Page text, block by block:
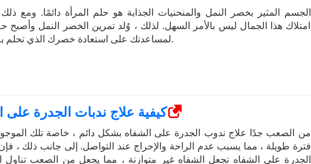
الجسم المثير بخصر النمل والمنحنيات الجذابة هو حلم المرأة دائمًا. ومع
امتلاك هذا الجمال ليس بالأمر السهل. لذلك ، وُلد تمرين الخصر النمل وأصبح
لمساعدتك على استعادة خصرك الذي تحلم به قريبًا.
كيفية علاج ندبات الجدرة
من الصعب جدًا علاج ندوب الجدرة على الشفاه بشكل دائم ، خاصة تلك
فترة طويلة ، مما يسبب عدم الراحة والإحراج عند التواصل. إلى جانب ذلك ،
الجدرة على الشفاه تجعل الشفاه غير متوازنة ، مما يجعل من الصعب تناول